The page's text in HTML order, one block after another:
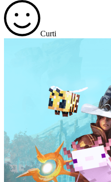
Curti